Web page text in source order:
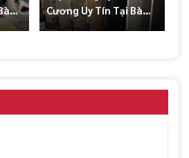
Cương Uy Tín Tại Bà
Rịa – Vũng Tàu